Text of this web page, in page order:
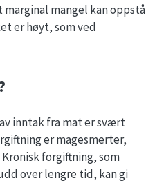
mangel kan oppstå
er høyt, som ved
inntak fra mat er svært
er magesmerter,
forgiftning, som
over lengre tid, kan gi